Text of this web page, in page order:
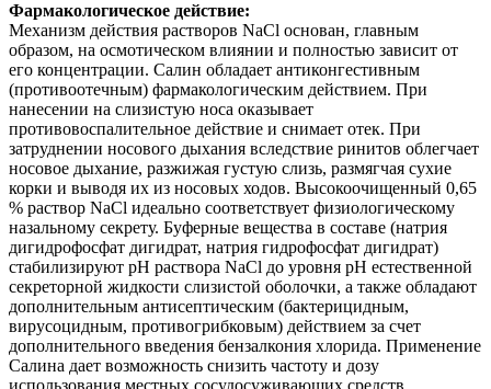
Фармакологическое действие:
Механизм действия растворов NaCl основан, главным
образом, на осмотическом влиянии и полностью зависит от
его концентрации. Салин обладает антиконгестивным
(противоотечным) фармакологическим действием. При
нанесении на слизистую носа оказывает
противовоспалительное действие и снимает отек. При
затруднении носового дыхания вследствие ринитов облегчает
носовое дыхание, разжижая густую слизь, размягчая сухие
корки и выводя их из носовых ходов. Высокоочищенный 0,65
% раствор NaCl идеально соответствует физиологическому
назальному секрету. Буферные вещества в составе (натрия
дигидрофосфат дигидрат, натрия гидрофосфат дигидрат)
стабилизируют рН раствора NaCl до уровня рН естественной
секреторной жидкости слизистой оболочки, а также обладают
дополнительным антисептическим (бактерицидным,
вирусоцидным, противогрибковым) действием за счет
дополнительного введения бензалкония хлорида. Применение
Салина дает возможность снизить частоту и дозу